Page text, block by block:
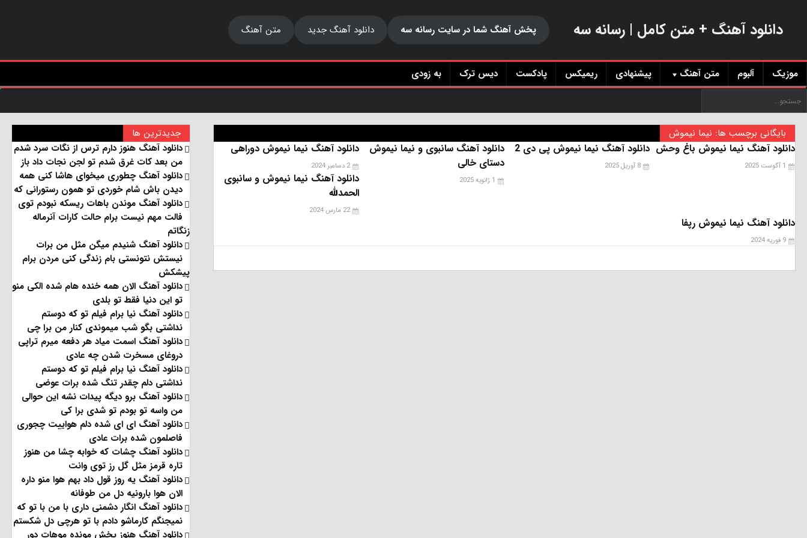
دانلود آهنگ + متن کامل | رسانه سه پخش آهنگ شما در سایت رسانه سه دانلود آهنگ جدید متن آهنگ
موزیک آلبوم متن آهنگ پیشنهادی ریمیکس پادکست دیس ترک به زودی
بایگانی برچسب ها: نیما نیموش
دانلود آهنگ نیما نیموش باغ وحش
1 آگوست 2025
دانلود آهنگ نیما نیموش پی دی 2
8 آوریل 2025
دانلود آهنگ سانبوی و نیما نیموش
دستای خالی
1 ژانویه 2025
دانلود آهنگ نیما نیموش دوراهی
2 دسامبر 2024
دانلود آهنگ نیما نیموش و سانبوی
الحمدلله
22 مارس 2024
دانلود آهنگ نیما نیموش رپفا
9 فوریه 2024
جدیدترین ها
دانلود آهنگ هنو‌ز دارم ترس از نگات سرد شدم
من بعد کات غرق شدم تو لجن نجات داد باز
دانلود آهنگ چطوری میخوای هاشا کنی همه
دیدن باش شام خوردی تو همون رستورانی که
دانلود آهنگ موندن باهات ریسکه نبودم توی
فالت مهم نیست برام حالت کارات آنرماله
زنگاتم
دانلود آهنگ شنیدم میگن مثل من برات
نیستش نتونستی بام زندگی کنی مردن برام
پیشکش
دانلود آهنگ الان همه خنده هام شده الکی منو
تو این دنیا فقط تو بلدی
دانلود آهنگ نیا برام فیلم تو‌ که دوستم
نداشتی بگو شب میموندی کنار من برا چی
دانلود آهنگ اسمت میاد هر دفعه میرم تراپی
دروغای مسخرت شدن چه عادی
دانلود آهنگ نیا برام فیلم تو‌ که دوستم
نداشتی دلم چقدر تنگ شده برات عوضی
دانلود آهنگ برو دیگه پیدات نشه این حوالی
من واسه تو‌ بودم تو شدی برا کی
دانلود آهنگ ای ای شده دلم هواییت چجوری
فاصلمون شده برات عادی
دانلود آهنگ چشات که خوابه چشا من هنوز
تاره قرمز مثل گل رز توی وانت
دانلود آهنگ یه روز قول داد بهم هوا منو داره
الان هوا بارونیه دل من طوفانه
دانلود آهنگ انگار دشمنی داری با من با تو که
نمیجنگم کارماشو دادم با تو هرچی دل شکستم
دانلود آهنگ هنوز پخش مونده موهات دور